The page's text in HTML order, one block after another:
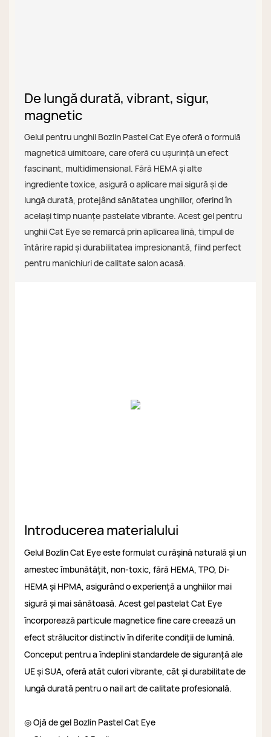
De lungă durată, vibrant, sigur,
magnetic
Gelul pentru unghii Bozlin Pastel Cat Eye oferă o formulă
magnetică uimitoare, care oferă cu ușurință un efect
fascinant, multidimensional. Fără HEMA și alte
ingrediente toxice, asigură o aplicare mai sigură și de
lungă durată, protejând sănătatea unghiilor, oferind în
același timp nuanțe pastelate vibrante. Acest gel pentru
unghii Cat Eye se remarcă prin aplicarea lină, timpul de
întărire rapid și durabilitatea impresionantă, fiind perfect
pentru manichiuri de calitate salon acasă.
Introducerea materialului
Gelul Bozlin Cat Eye este formulat cu rășină naturală și un
amestec îmbunătățit, non-toxic, fără HEMA, TPO, Di-
HEMA și HPMA, asigurând o experiență a unghiilor mai
sigură și mai sănătoasă. Acest gel pastelat Cat Eye
încorporează particule magnetice fine care creează un
efect strălucitor distinctiv în diferite condiții de lumină.
Conceput pentru a îndeplini standardele de siguranță ale
UE și SUA, oferă atât culori vibrante, cât și durabilitate de
lungă durată pentru o nail art de calitate profesională.
◎ Ojă de gel Bozlin Pastel Cat Eye